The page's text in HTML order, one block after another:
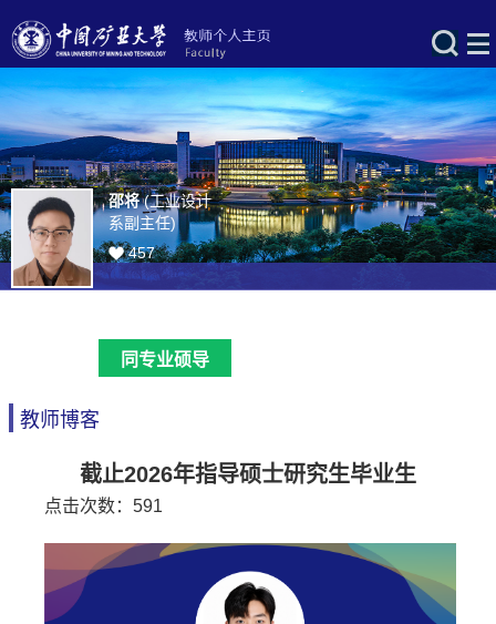
邵将(工业设计
系副主任)
457
同专业硕导
教师博客
截止2026年指导硕士研究生毕业生
点击次数： 591